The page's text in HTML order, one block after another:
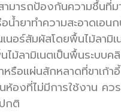
ามารถป้องกันความชื้นที่ม
อน้ำยาทำความสะอาดเ
เนอร์สัมผัสโดยพื้นไม้ลา
ม้ลามิเนตเป็นพื้นระบบค
หรือแผ่นสักหลาดที่ขาเ
องที่ไม่มีการใช้งาน คว
กติ